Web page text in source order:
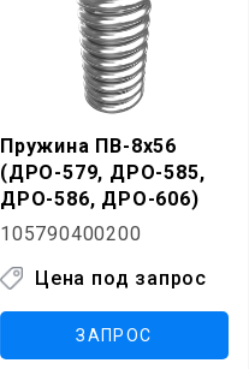
Пружина ПВ-8х56
(ДРО-579, ДРО-585,
ДРО-586, ДРО-606)
105790400200
Цена под запрос
ЗАПРОС